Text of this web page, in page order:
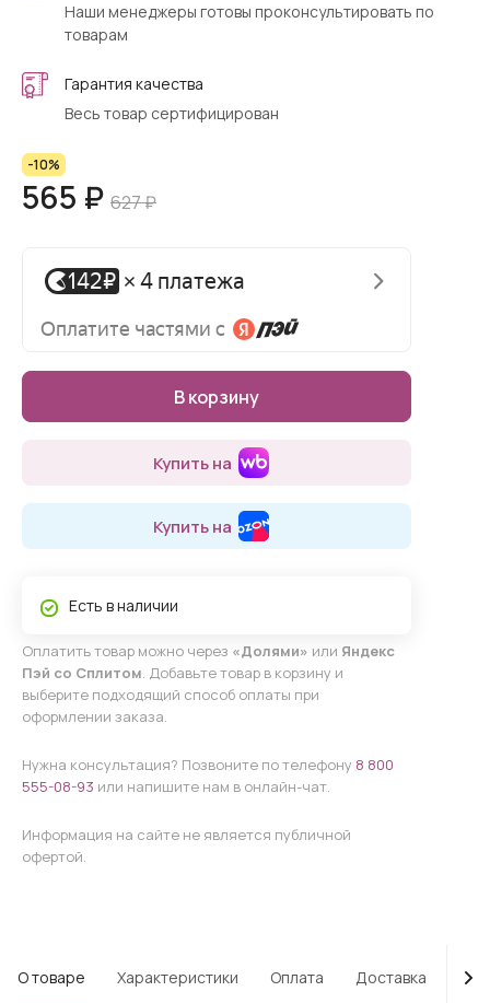
Наши менеджеры готовы проконсультировать по
товарам
Гарантия качества
Весь товар сертифицирован
-10%
565 ₽ 627 ₽
В корзину
Купить на
Купить на
Есть в наличии
Оплатить товар можно через «Долями» или Яндекс
Пэй со Сплитом. Добавьте товар в корзину и
выберите подходящий способ оплаты при
оформлении заказа.
Нужна консультация? Позвоните по телефону 8 800
555-08-93 или напишите нам в онлайн-чат.
Информация на сайте не является публичной
офертой.
О товаре Характеристики Оплата Доставка